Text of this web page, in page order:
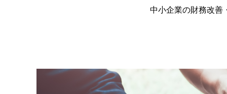
中小企業の財務改善